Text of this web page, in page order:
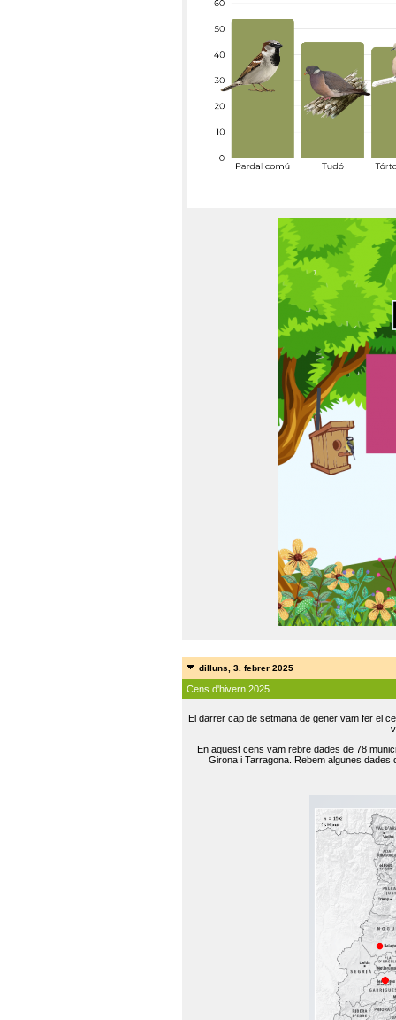
dilluns, 3. febrer 2025
Cens d'hivern 2025
El darrer cap de setmana de gener vam fer el
En aquest cens vam rebre dades de 78
Girona i Tarragona. Rebem algunes